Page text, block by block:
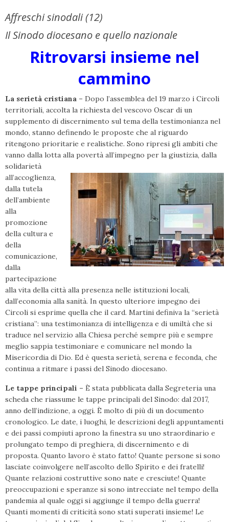
Affreschi sinodali (12)
Il Sinodo diocesano e quello nazionale
Ritrovarsi insieme nel
cammino
La serietà cristiana – Dopo l’assemblea del 19 marzo i Circoli
territoriali, accolta la richiesta del vescovo Oscar di un
supplemento di discernimento sul tema della testimonianza nel
mondo, stanno definendo le proposte che al riguardo
ritengono prioritarie e realistiche. Sono ripresi gli ambiti che
vanno dalla lotta alla povertà all’impegno per la giustizia, dalla
solidarietà
all’accoglienza,
dalla tutela
dell’ambiente
alla
promozione
della cultura e
della
comunicazione,
dalla
partecipazione
alla vita della città alla presenza nelle istituzioni locali,
dall’economia alla sanità. In questo ulteriore impegno dei
Circoli si esprime quella che il card. Martini definiva la “serietà
cristiana”: una testimonianza di intelligenza e di umiltà che si
traduce nel servizio alla Chiesa perché sempre più e sempre
meglio sappia testimoniare e comunicare nel mondo la
Misericordia di Dio. Ed è questa serietà, serena e feconda, che
continua a ritmare i passi del Sinodo diocesano.
Le tappe principali – È stata pubblicata dalla Segreteria una
scheda che riassume le tappe principali del Sinodo: dal 2017,
anno dell’indizione, a oggi. È molto di più di un documento
cronologico. Le date, i luoghi, le descrizioni degli appuntamenti
e dei passi compiuti aprono la finestra su uno straordinario e
prolungato tempo di preghiera, di discernimento e di
proposta. Quanto lavoro è stato fatto! Quante persone si sono
lasciate coinvolgere nell’ascolto dello Spirito e dei fratelli!
Quante relazioni costruttive sono nate e cresciute! Quante
preoccupazioni e speranze si sono intrecciate nel tempo della
pandemia al quale oggi si aggiunge il tempo della guerra!
Quanti momenti di criticità sono stati superati insieme! Le